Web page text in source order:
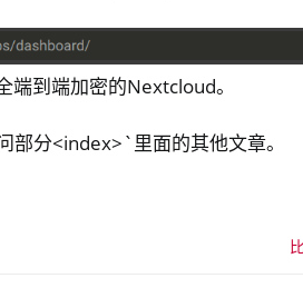
到端加密的Nextcloud。
部分<index>`里面的其他文章。